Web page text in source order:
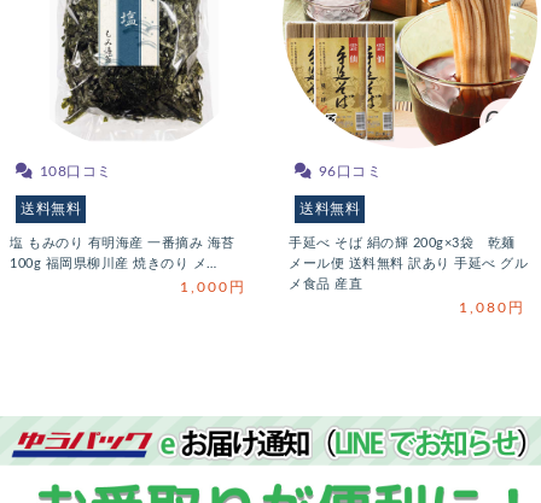
108口コミ
送料無料
塩 もみのり 有明海産 一番摘み 海苔
100g 福岡県柳川産 焼きのり メ…
1,000円
96口コミ
送料無料
手延べ そば 絹の輝 200g×3袋 乾麺
メール便 送料無料 訳あり 手延べ グル
メ食品 産直
1,080円